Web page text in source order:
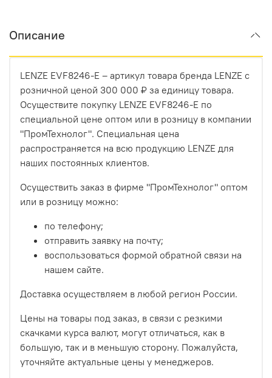
Описание
LENZE EVF8246-E – артикул товара бренда LENZE с
розничной ценой 300 000 ₽ за единицу товара.
Осуществите покупку LENZE EVF8246-E по
специальной цене оптом или в розницу в компании
"ПромТехнолог". Специальная цена
распространяется на всю продукцию LENZE для
наших постоянных клиентов.
Осуществить заказ в фирме "ПромТехнолог" оптом
или в розницу можно:
по телефону;
отправить заявку на почту;
воспользоваться формой обратной связи на
нашем сайте.
Доставка осуществляем в любой регион России.
Цены на товары под заказ, в связи с резкими
скачками курса валют, могут отличаться, как в
большую, так и в меньшую сторону. Пожалуйста,
уточняйте актуальные цены у менеджеров.